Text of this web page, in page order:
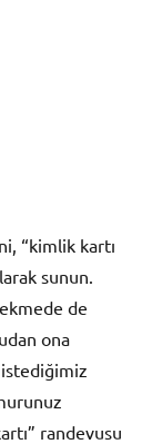
“kimlik kartı
sunun.
de
ona
istediğimiz
randevusu